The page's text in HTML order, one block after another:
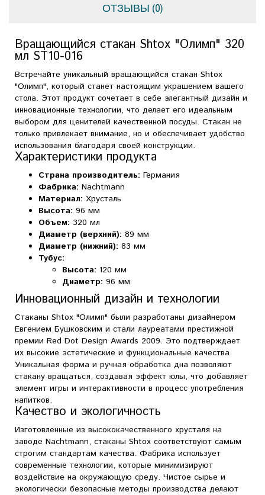
ОТЗЫВЫ (0)
Вращающийся стакан Shtox "Олимп" 320
мл ST10-016
Встречайте уникальный вращающийся стакан Shtox
"Олимп", который станет настоящим украшением вашего
стола. Этот продукт сочетает в себе элегантный дизайн и
инновационные технологии, что делает его идеальным
выбором для ценителей качественной посуды. Стакан не
только привлекает внимание, но и обеспечивает удобство
использования благодаря своей конструкции.
Характеристики продукта
Страна производитель: Германия
Фабрика: Nachtmann
Материал: Хрусталь
Высота: 96 мм
Объем: 320 мл
Диаметр (верхний): 89 мм
Диаметр (нижний): 83 мм
Тубус:
Высота: 120 мм
Диаметр: 96 мм
Инновационный дизайн и технологии
Стаканы Shtox "Олимп" были разработаны дизайнером
Евгением Бушковским и стали лауреатами престижной
премии Red Dot Design Awards 2009. Это подтверждает
их высокие эстетические и функциональные качества.
Уникальная форма и ручная обработка дна позволяют
стакану вращаться, создавая эффект юлы, что добавляет
элемент игры и интерактивности в процесс употребления
напитков.
Качество и экологичность
Изготовленные из высококачественного хрусталя на
заводе Nachtmann, стаканы Shtox соответствуют самым
строгим стандартам качества. Фабрика использует
современные технологии, которые минимизируют
воздействие на окружающую среду. Чистое сырье и
экологически безопасные методы производства делают